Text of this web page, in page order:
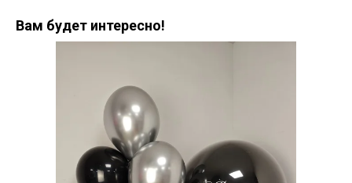
Вам будет интересно!